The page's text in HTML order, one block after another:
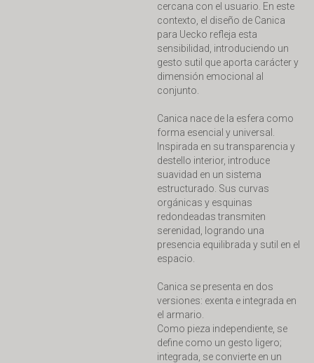
cercana con el usuario. En este
contexto, el diseño de Canica
para Uecko refleja esta
sensibilidad, introduciendo un
gesto sutil que aporta carácter y
dimensión emocional al
conjunto.
Canica nace de la esfera como
forma esencial y universal.
Inspirada en su transparencia y
destello interior, introduce
suavidad en un sistema
estructurado. Sus curvas
orgánicas y esquinas
redondeadas transmiten
serenidad, logrando una
presencia equilibrada y sutil en el
espacio.
Canica se presenta en dos
versiones: exenta e integrada en
el armario.
Como pieza independiente, se
define como un gesto ligero;
integrada, se convierte en un